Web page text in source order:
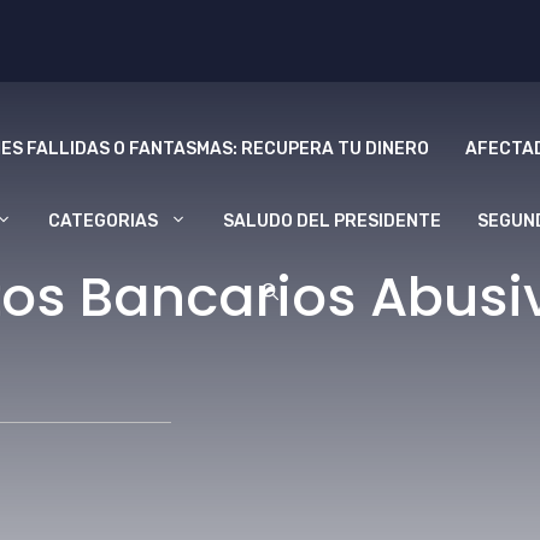
FALLIDAS O FANTASMAS: RECUPERA TU DINERO
CATEGORIAS SALUDO DEL PRESIDENTE
Bancarios